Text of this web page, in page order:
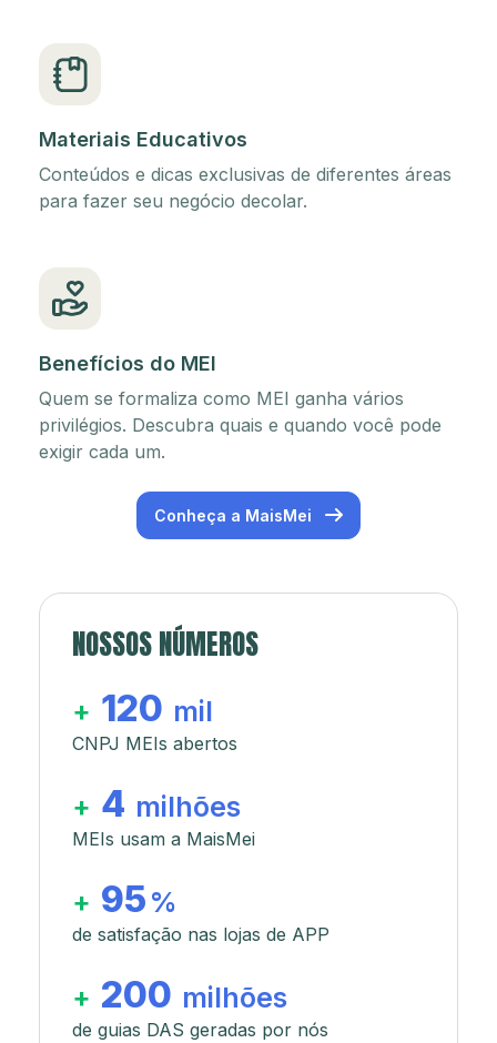
Materiais Educativos
Conteúdos e dicas exclusivas de diferentes áreas
para fazer seu negócio decolar.
Benefícios do MEI
Quem se formaliza como MEI ganha vários
privilégios. Descubra quais e quando você pode
exigir cada um.
Conheça a MaisMei
NOSSOS NÚMEROS
+ 120 mil
CNPJ MEIs abertos
+ 4 milhões
MEIs usam a MaisMei
+ 95 %
de satisfação nas lojas de APP
+ 200 milhões
de guias DAS geradas por nós